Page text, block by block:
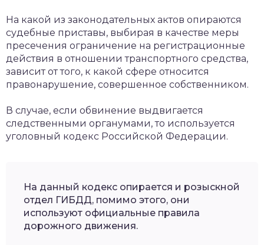
На какой из законодательных актов опираются
судебные приставы, выбирая в качестве меры
пресечения ограничение на регистрационные
действия в отношении транспортного средства,
зависит от того, к какой сфере относится
правонарушение, совершенное собственником.
В случае, если обвинение выдвигается
следственными органумами, то используется
уголовный кодекс Российской Федерации.
На данный кодекс опирается и розыскной
отдел ГИБДД, помимо этого, они
используют официальные правила
дорожного движения.